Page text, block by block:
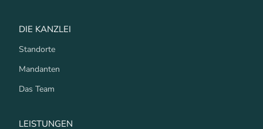
DIE KANZLEI
Standorte
Mandanten
Das Team
LEISTUNGEN